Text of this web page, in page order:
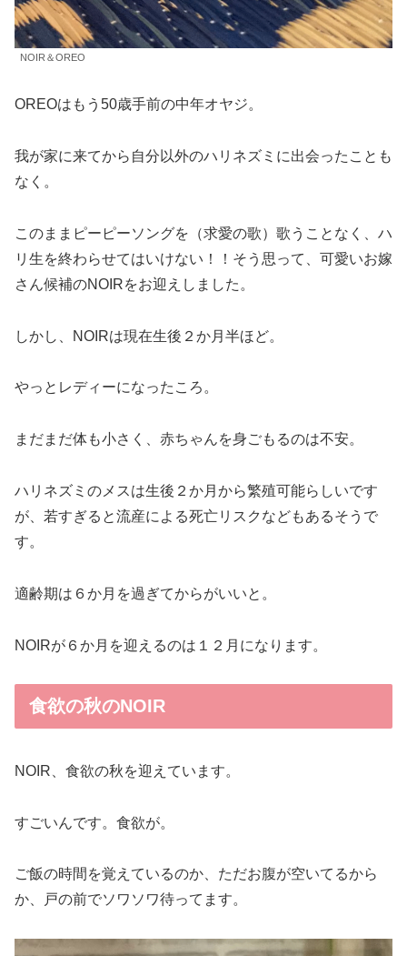
NOIR＆OREO
OREOはもう50歳手前の中年オヤジ。
我が家に来てから自分以外のハリネズミに出会ったことも
なく。
このままピーピーソングを（求愛の歌）歌うことなく、ハ
リ生を終わらせてはいけない！！そう思って、可愛いお嫁
さん候補のNOIRをお迎えしました。
しかし、NOIRは現在生後２か月半ほど。
やっとレディーになったころ。
まだまだ体も小さく、赤ちゃんを身ごもるのは不安。
ハリネズミのメスは生後２か月から繁殖可能らしいです
が、若すぎると流産による死亡リスクなどもあるそうで
す。
適齢期は６か月を過ぎてからがいいと。
NOIRが６か月を迎えるのは１２月になります。
食欲の秋のNOIR
NOIR、食欲の秋を迎えています。
すごいんです。食欲が。
ご飯の時間を覚えているのか、ただお腹が空いてるから
か、戸の前でソワソワ待ってます。